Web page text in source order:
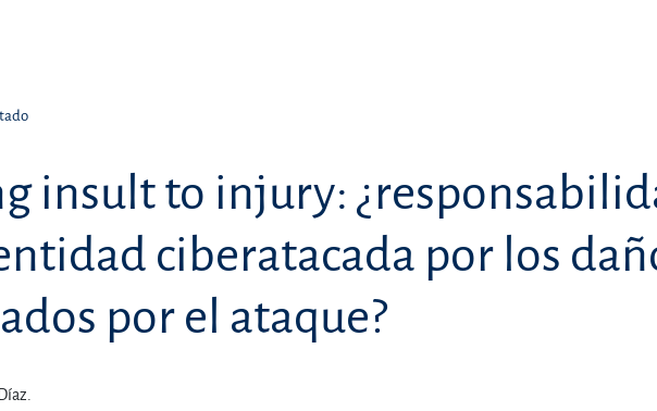
insult to injury:
ciberatacada por los
por el ataque?